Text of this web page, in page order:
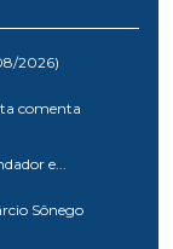
2026)
comenta
e...
Sônego